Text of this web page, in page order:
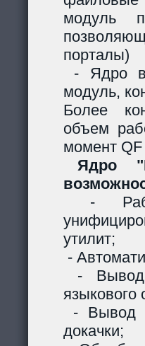
модуль
порталы)
- Ядро
модуль,
Более
объем
момент
Ядро
-
утилит;
-
- Вывод
- Вывод
докачки;